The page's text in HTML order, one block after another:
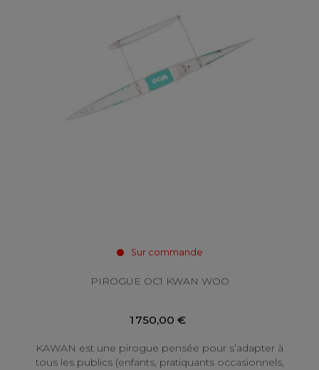
Sur commande
PIROGUE OC1 KWAN WOO
1 750,00 €
KAWAN est une pirogue pensée pour s’adapter à
tous les publics (enfants, pratiquants occasionnels,